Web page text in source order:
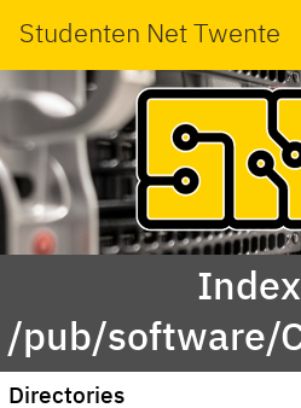
Studenten Net Twente
/pub/software/
Directories